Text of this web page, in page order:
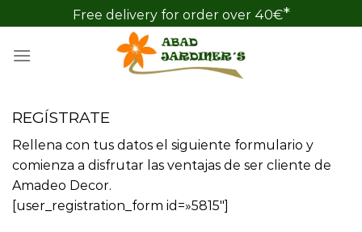
to
content
Free delivery for order over 40€*
REGÍSTRATE
Rellena con tus datos el siguiente formulario y
comienza a disfrutar las ventajas de ser cliente de
Amadeo Decor.
[user_registration_form id=»5815″]